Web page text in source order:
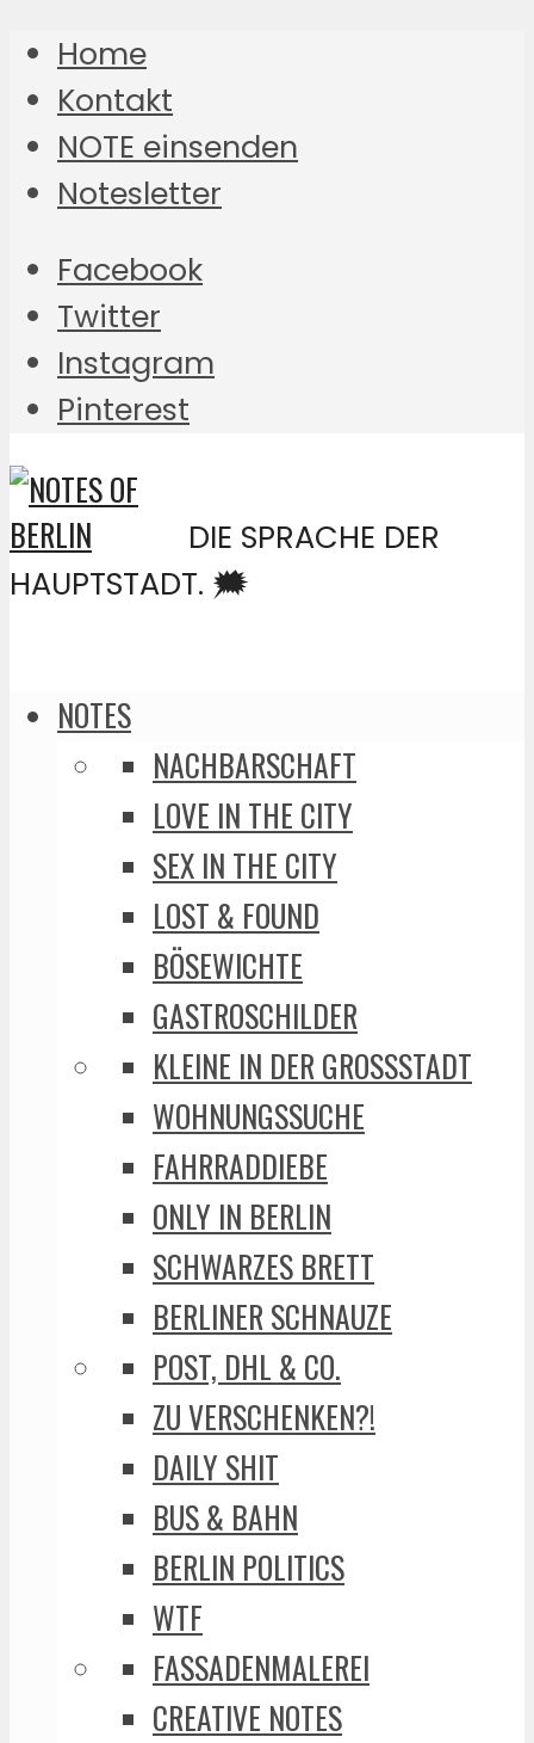
Home
Kontakt
NOTE einsenden
Notesletter
Facebook
Twitter
Instagram
Pinterest
DIE SPRACHE DER
HAUPTSTADT. 🗯️
NOTES
NACHBARSCHAFT
LOVE IN THE CITY
SEX IN THE CITY
LOST & FOUND
BÖSEWICHTE
GASTROSCHILDER
KLEINE IN DER GROSSSTADT
WOHNUNGSSUCHE
FAHRRADDIEBE
ONLY IN BERLIN
SCHWARZES BRETT
BERLINER SCHNAUZE
POST, DHL & CO.
ZU VERSCHENKEN?!
DAILY SHIT
BUS & BAHN
BERLIN POLITICS
WTF
FASSADENMALEREI
CREATIVE NOTES